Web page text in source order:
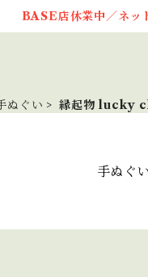
BASE店休業中／ネッ
ぬぐい 縁起物 lucky
手ぬぐ